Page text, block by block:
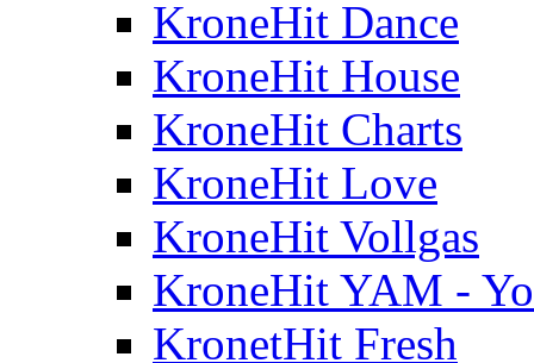
KroneHit Dance
KroneHit House
KroneHit Charts
KroneHit Love
KroneHit Vollgas
KroneHit YAM -
KronetHit Fresh